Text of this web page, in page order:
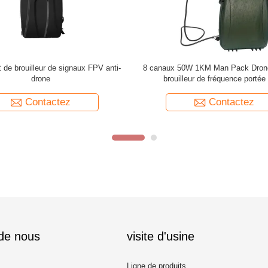
de brouilleur de signal de
de longue portée de connexion
Contactez
Couleur de camouflage 6 bandes
drone brouilleur de signal avec
Contactez
nous visite d'usine
Ligne de produits